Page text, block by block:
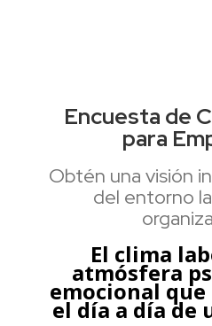
Encuesta de
para
Obtén una visión
del entorno
El clima
atmósfera
emocional que
el día a día de